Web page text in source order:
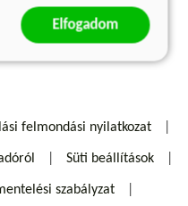
előrendelem
felmondási nyilatkozat
Süti beállítások
szabályzat
Elfogadom